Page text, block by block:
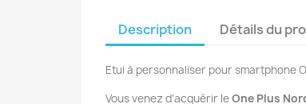
Description Détails du
Etui à personnaliser pour smartphone
Vous venez d'acquérir leOne Plus